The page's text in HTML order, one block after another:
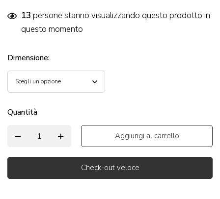
13 persone stanno visualizzando questo prodotto in
questo momento
Dimensione:
Quantità
Aggiungi al carrello
Check-out veloce